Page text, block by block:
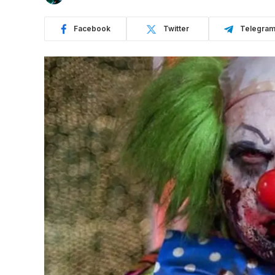
Facebook Twitter Telegram